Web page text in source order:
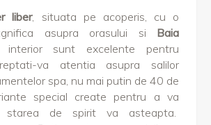
liber, situata pe acoperis, cu o
asupra orasului si Baia
sunt excelente pentru
va atentia asupra salilor
spa, nu mai putin de 40 de
special create pentru a va
starea de spirit va asteapta.